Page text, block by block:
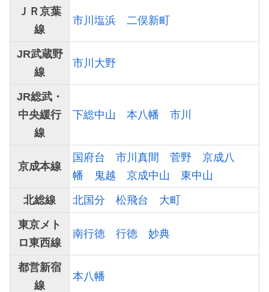
ＪＲ京葉
線
市川塩浜 二俣新町
JR武蔵野
線
市川大野
JR総武・
中央緩行
線
下総中山 本八幡 市川
京成本線
国府台 市川真間 菅野
京成八
幡
鬼越 京成中山 東中山
北総線 北国分 松飛台 大町
東京メト
ロ東西線
南行徳 行徳 妙典
都営新宿
線
本八幡